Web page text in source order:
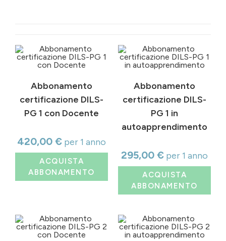
Abbonamento
certificazione DILS-
PG 1 con Docente
420,00 € per 1 anno
ACQUISTA
ABBONAMENTO
Abbonamento
certificazione DILS-
PG 1 in
autoapprendimento
295,00 € per 1 anno
ACQUISTA
ABBONAMENTO